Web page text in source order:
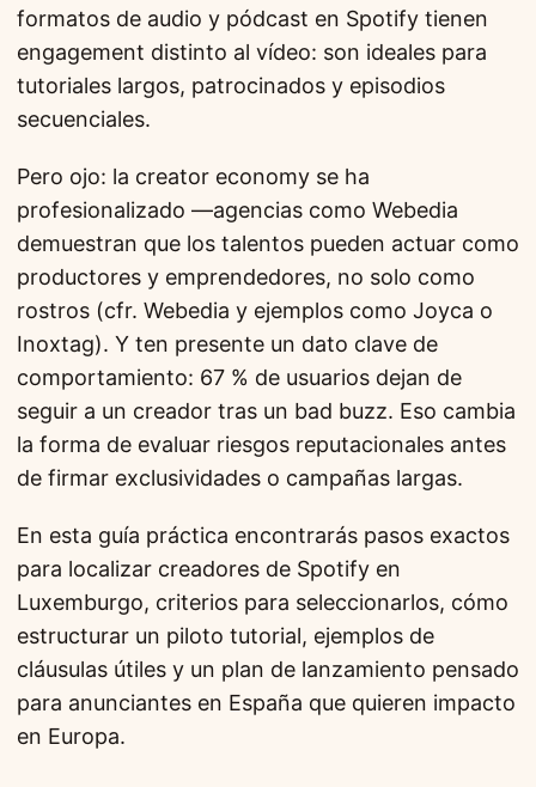
formatos de audio y pódcast en Spotify tienen
engagement distinto al vídeo: son ideales para
tutoriales largos, patrocinados y episodios
secuenciales.
Pero ojo: la creator economy se ha
profesionalizado —agencias como Webedia
demuestran que los talentos pueden actuar como
productores y emprendedores, no solo como
rostros (cfr. Webedia y ejemplos como Joyca o
Inoxtag). Y ten presente un dato clave de
comportamiento: 67 % de usuarios dejan de
seguir a un creador tras un bad buzz. Eso cambia
la forma de evaluar riesgos reputacionales antes
de firmar exclusividades o campañas largas.
En esta guía práctica encontrarás pasos exactos
para localizar creadores de Spotify en
Luxemburgo, criterios para seleccionarlos, cómo
estructurar un piloto tutorial, ejemplos de
cláusulas útiles y un plan de lanzamiento pensado
para anunciantes en España que quieren impacto
en Europa.